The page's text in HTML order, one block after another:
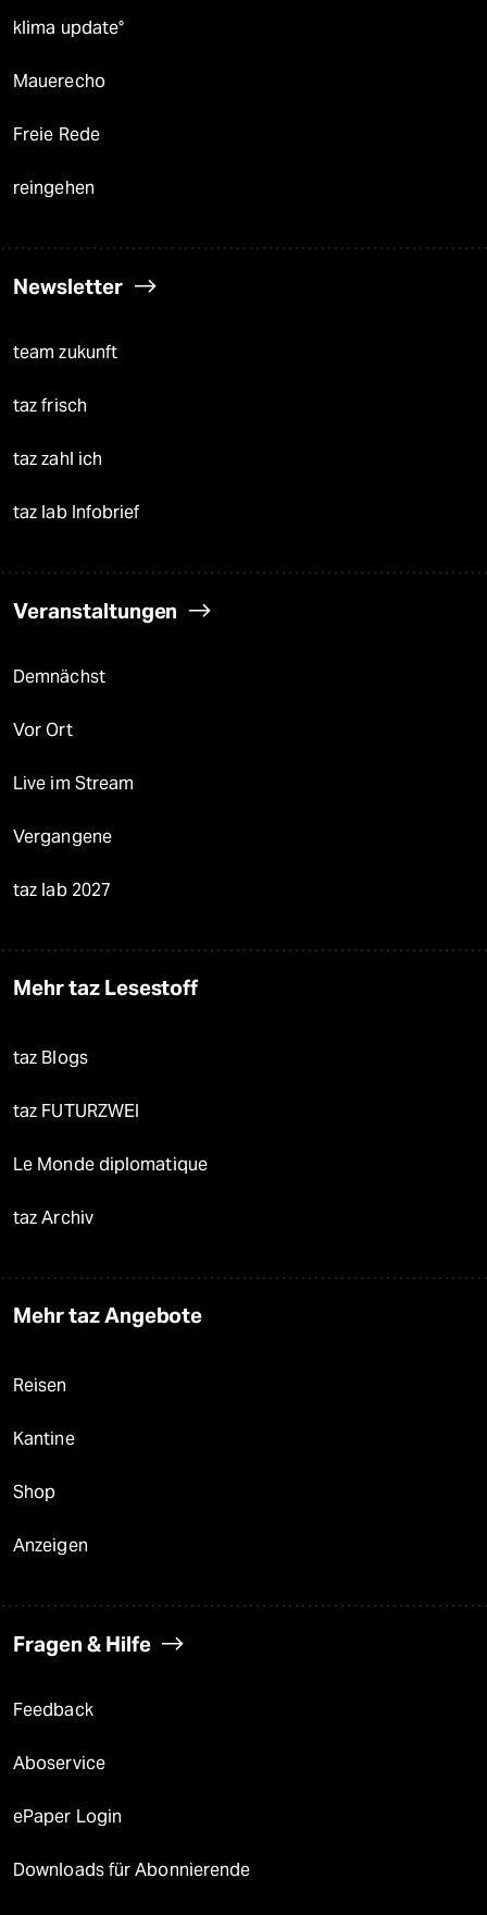
klima update°
Mauerecho
Freie Rede
reingehen
Newsletter
team zukunft
taz frisch
taz zahl ich
taz lab Infobrief
Veranstaltungen
Demnächst
Vor Ort
Live im Stream
Vergangene
taz lab 2027
Mehr taz Lesestoff
taz Blogs
taz FUTURZWEI
Le Monde diplomatique
taz Archiv
Mehr taz Angebote
Reisen
Kantine
Shop
Anzeigen
Fragen & Hilfe
Feedback
Aboservice
ePaper Login
Downloads für Abonnierende